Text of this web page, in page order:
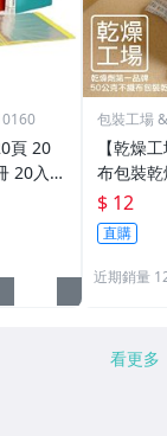
頁 20
20入資
N30
包裝工場
【乾燥
布包裝
裝，除
包 乾燥
袋 專用
$ 12
直購
近期銷量
看更多